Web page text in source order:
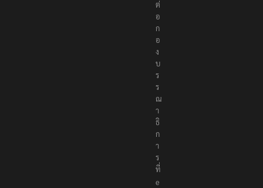
ต่
อ
ก
อ
ง
บ
ร
ร
ณ
า
ธิ
ก
า
ร
ที่
e